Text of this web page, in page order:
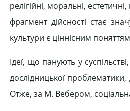
релігійні, моральні,
фрагмент дійсності стає
культури є ціннісним
Ідеї, що панують у
дослідницької
Отже, за М. Вебером,